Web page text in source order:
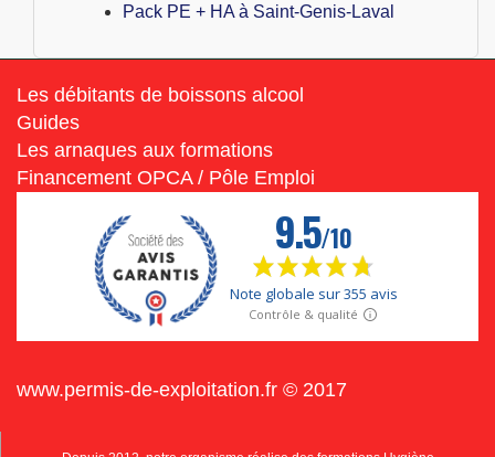
Pack PE + HA à Saint-Genis-Laval
Les débitants de boissons alcool
Guides
Les arnaques aux formations
Financement OPCA / Pôle Emploi
www.permis-de-exploitation.fr © 2017